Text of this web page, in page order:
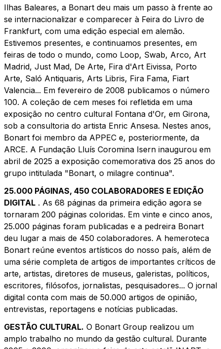
Ilhas Baleares, a Bonart deu mais um passo à frente ao
se internacionalizar e comparecer à Feira do Livro de
Frankfurt, com uma edição especial em alemão.
Estivemos presentes, e continuamos presentes, em
feiras de todo o mundo, como Loop, Swab, Arco, Art
Madrid, Just Mad, De Arte, Fira d'Art Eivissa, Porto
Arte, Saló Antiquaris, Arts Libris, Fira Fama, Fiart
Valencia... Em fevereiro de 2008 publicamos o número
100. A coleção de cem meses foi refletida em uma
exposição no centro cultural Fontana d'Or, em Girona,
sob a consultoria do artista Enric Ansesa. Nestes anos,
Bonart foi membro da APPEC e, posteriormente, da
ARCE. A Fundação Lluís Coromina Isern inaugurou em
abril de 2025 a exposição comemorativa dos 25 anos do
grupo intitulada "Bonart, o milagre continua".
25.000 PÁGINAS, 450 COLABORADORES E EDIÇÃO
DIGITAL . As 68 páginas da primeira edição agora se
tornaram 200 páginas coloridas. Em vinte e cinco anos,
25.000 páginas foram publicadas e a pedreira Bonart
deu lugar a mais de 450 colaboradores. A hemeroteca
Bonart reúne eventos artísticos do nosso país, além de
uma série completa de artigos de importantes críticos de
arte, artistas, diretores de museus, galeristas, políticos,
escritores, filósofos, jornalistas, pesquisadores... O jornal
digital conta com mais de 50.000 artigos de opinião,
entrevistas, reportagens e notícias publicadas.
GESTÃO CULTURAL. O Bonart Group realizou um
amplo trabalho no mundo da gestão cultural. Durante